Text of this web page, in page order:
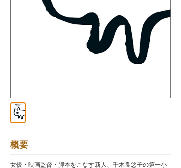
概要
女優・映画監督・脚本をこなす新人、千木良悠子の第一小